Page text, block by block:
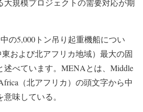
大規模プロジェクトの需要対応が期
の5,000トン吊り起重機船につい
および北アフリカ地域）最大の固
述べています。MENAとは、Middle
（北アフリカ）の頭文字から中
味している。